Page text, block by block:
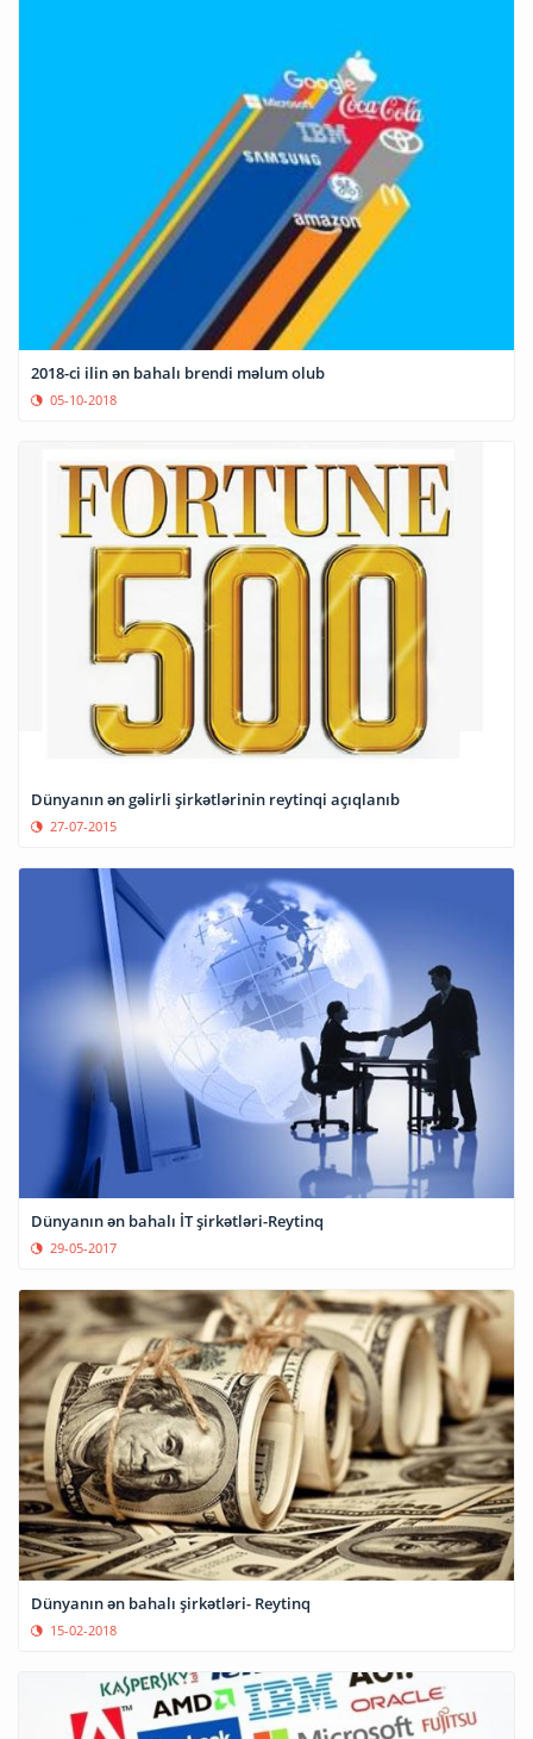
2018-ci ilin ən bahalı brendi məlum olub
05-10-2018
Dünyanın ən gəlirli şirkətlərinin reytinqi açıqlanıb
27-07-2015
Dünyanın ən bahalı İT şirkətləri-Reytinq
29-05-2017
Dünyanın ən bahalı şirkətləri- Reytinq
15-02-2018